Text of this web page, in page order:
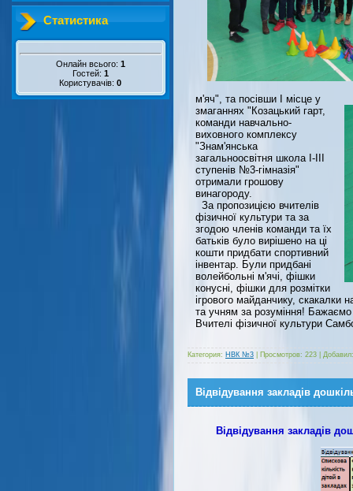
Статистика
Онлайн всього: 1
Гостей: 1
Користувачів:0
м'яч", та посівши І місце у
змаганнях "Козацький гарт,
команди навчально-
виховного комплексу
"Знам'янська
загальноосвітня школа І-ІІІ
ступенів №3-гімназія"
отримали грошову
винагороду.
За пропозицією вчителів
фізичної культури та за
згодою членів команди та їх
батьків було вирішено на ці
кошти придбати спортивний
інвентар. Були придбані
волейбольні м'ячі, фішки
конусні, фішки для розмітки
ігрового майданчику, скакалки
та учням за розуміння!
Вчителі фізичної культури
Категория: НВК №3 Просмотров: 223 Добавил:
Відвідування закладів
Відвідування закладів